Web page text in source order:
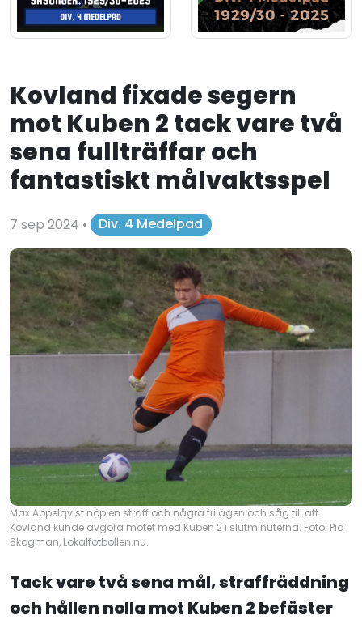
Kovland fixade segern
mot Kuben 2 tack vare två
sena fullträffar och
fantastiskt målvaktsspel
7 sep 2024 • Div. 4 Medelpad
Max Appelqvist nöp en straff och några frilägen och såg till att
Kovland kunde avgöra mötet med Kuben 2 i slutminuterna. Foto: Pia
Skogman, Lokalfotbollen.nu.
Tack vare två sena mål, straffräddning
och hållen nolla mot Kuben 2 befäster